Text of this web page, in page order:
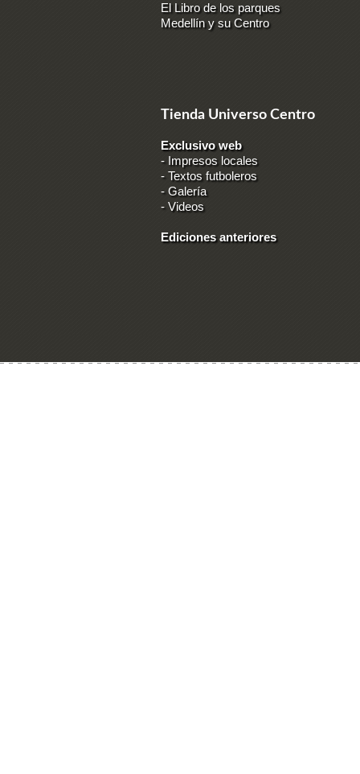
El Libro de los parques
Medellín y su Centro
Tienda Universo Centro
Exclusivo web
- Impresos locales
- Textos futboleros
-Galería
-Videos
Ediciones anteriores